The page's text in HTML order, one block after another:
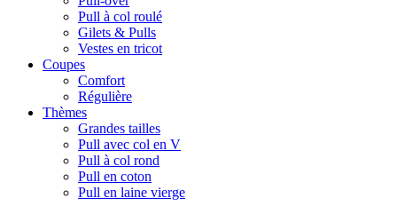
Pull à col roulé
Gilets & Pulls
Vestes en tricot
Coupes
Comfort
Régulière
Thèmes
Grandes tailles
Pull avec col en V
Pull à col rond
Pull en coton
Pull en laine vierge